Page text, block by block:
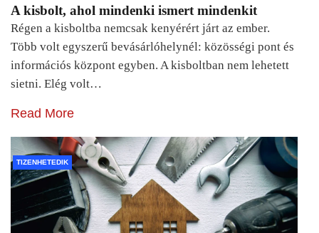
A kisbolt, ahol mindenki ismert mindenkit
Régen a kisboltba nemcsak kenyérért járt az ember.
Több volt egyszerű bevásárlóhelynél: közösségi pont és
információs központ egyben. A kisboltban nem lehetett
sietni. Elég volt…
Read More
TIZENHETEDIK